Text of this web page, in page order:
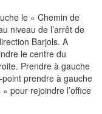
le « Chemin de
niveau de l’arrêt de
Barjols. A
le centre du
Prendre à gauche
point prendre à gauche
pour rejoindre l’office